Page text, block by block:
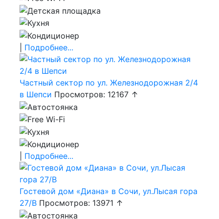
Подробнее...
Частный сектор по ул. Железнодорожная 2/4
в Шепси Просмотров: 12167 ↑
Подробнее...
Гостевой дом «Диана» в Сочи, ул.Лысая гора
27/В Просмотров: 13971 ↑